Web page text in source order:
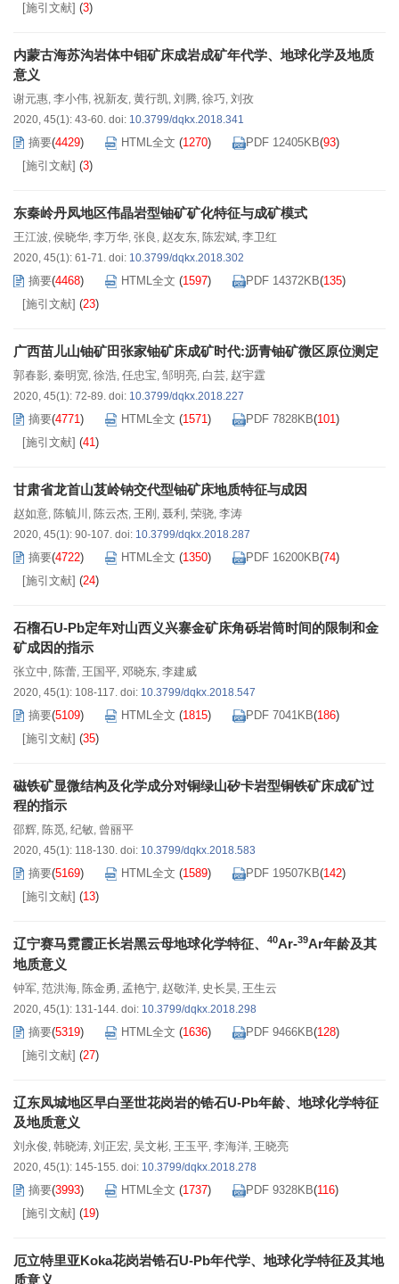
[施引文献] (3)
内蒙古海苏沟岩体中钼矿床成岩成矿年代学、地球化学及地质
意义
谢元惠, 李小伟, 祝新友, 黄行凯, 刘腾, 徐巧, 刘孜
2020, 45(1): 43-60. doi: 10.3799/dqkx.2018.341
摘要(4429) HTML全文 (1270) PDF 12405KB(93)
[施引文献] (3)
东秦岭丹凤地区伟晶岩型铀矿矿化特征与成矿模式
王江波, 侯晓华, 李万华, 张良 , 赵友东, 陈宏斌, 李卫红
2020, 45(1): 61-71. doi: 10.3799/dqkx.2018.302
摘要(4468) HTML全文 (1597) PDF 14372KB(135)
[施引文献] (23)
广西苗儿山铀矿田张家铀矿床成矿时代:沥青铀矿微区原位测定
郭春影, 秦明宽, 徐浩, 任忠宝, 邹明亮, 白芸, 赵宇霆
2020, 45(1): 72-89. doi: 10.3799/dqkx.2018.227
摘要(4771) HTML全文 (1571) PDF 7828KB(101)
[施引文献] (41)
甘肃省龙首山芨岭钠交代型铀矿床地质特征与成因
赵如意, 陈毓川 , 陈云杰, 王刚 , 聂利 , 荣骁, 李涛
2020, 45(1): 90-107. doi: 10.3799/dqkx.2018.287
摘要(4722) HTML全文 (1350) PDF 16200KB(74)
[施引文献] (24)
石榴石U-Pb定年对山西义兴寨金矿床角砾岩筒时间的限制和金
矿成因的指示
张立中, 陈蕾, 王国平, 邓晓东, 李建威
2020, 45(1): 108-117. doi: 10.3799/dqkx.2018.547
摘要(5109) HTML全文 (1815) PDF 7041KB(186)
[施引文献] (35)
磁铁矿显微结构及化学成分对铜绿山矽卡岩型铜铁矿床成矿过
程的指示
邵辉, 陈觅, 纪敏, 曾丽平
2020, 45(1): 118-130. doi: 10.3799/dqkx.2018.583
摘要(5169) HTML全文 (1589) PDF 19507KB(142)
[施引文献] (13)
辽宁赛马霓霞正长岩黑云母地球化学特征、 40Ar-39Ar年龄及其
地质意义
钟军, 范洪海, 陈金勇, 孟艳宁, 赵敬洋, 史长昊, 王生云
2020, 45(1): 131-144. doi: 10.3799/dqkx.2018.298
摘要(5319) HTML全文 (1636) PDF 9466KB(128)
[施引文献] (27)
辽东凤城地区早白垩世花岗岩的锆石U-Pb年龄、地球化学特征
及地质意义
刘永俊, 韩晓涛, 刘正宏, 吴文彬, 王玉平, 李海洋, 王晓亮
2020, 45(1): 145-155. doi: 10.3799/dqkx.2018.278
摘要(3993) HTML全文 (1737) PDF 9328KB(116)
[施引文献] (19)
厄立特里亚Koka花岗岩锆石U-Pb年代学、地球化学特征及其地
质意义